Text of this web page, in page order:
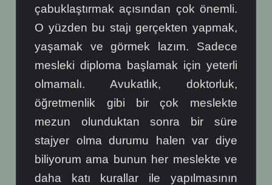
çabuklaştırmak açısından çok önemli.
O yüzden bu stajı gerçekten yapmak,
yaşamak ve görmek lazım. Sadece
mesleki diploma başlamak için yeterli
olmamalı. Avukatlık, doktorluk,
öğretmenlik gibi bir çok meslekte
mezun olunduktan sonra bir süre
stajyer olma durumu halen var diye
biliyorum ama bunun her meslekte ve
daha katı kurallar ile yapılmasının